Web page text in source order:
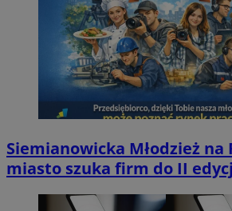
Siemianowicka Młodzież na
miasto szuka firm do II